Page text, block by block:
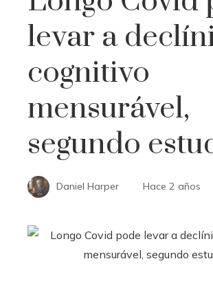
levar a
cognitivo
mensurável,
segundo
Daniel Harper Hace 2 años